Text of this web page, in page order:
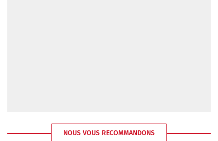
NOUS VOUS RECOMMANDONS